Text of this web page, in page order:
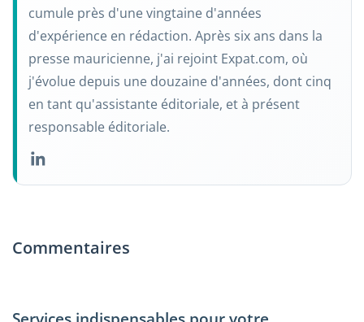
cumule près d'une vingtaine d'années
d'expérience en rédaction. Après six ans dans la
presse mauricienne, j'ai rejoint Expat.com, où
j'évolue depuis une douzaine d'années, dont cinq
en tant qu'assistante éditoriale, et à présent
responsable éditoriale.
Commentaires